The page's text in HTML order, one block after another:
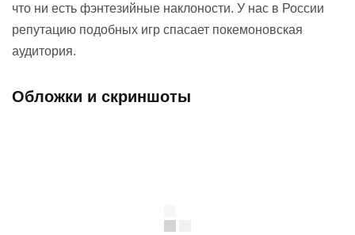
что ни есть фэнтезийные наклоности. У нас в России
репутацию подобных игр спасает покемоновская
аудитория.
Обложки и скриншоты